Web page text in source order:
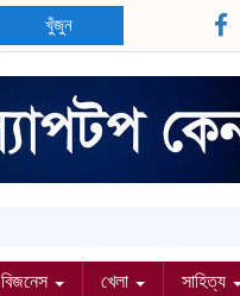
খুঁজুন
বিজনেস খেলা সাহিত্য